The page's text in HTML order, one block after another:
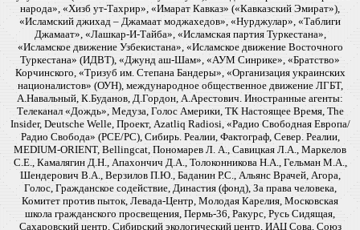
народа», «Хизб ут-Тахрир», «Имарат Кавказ» («Кавказский Эмират»),
«Исламский джихад – Джамаат моджахедов», «Нурджулар», «Таблиги
Джамаат», «Лашкар-И-Тайба», «Исламская партия Туркестана»,
«Исламское движение Узбекистана», «Исламское движение Восточного
Туркестана» (ИДВТ), «Джунд аш-Шам», «АУМ Синрике», «Братство»
Корчинского, «Тризуб им. Степана Бандеры», «Организация украинских
националистов» (ОУН), международное общественное движение ЛГБТ,
А.Навальный, К.Буданов, Д.Гордон, А.Арестович. Иностранные агенты:
Телеканал «Дождь», Медуза, Голос Америки, ТК Настоящее Время, The
Insider, Deutsche Welle, Проект, Azatliq Radiosi, «Радио Свободная Европа/
Радио Свобода» (PCE/PC), Сибирь. Реалии, Фактограф, Север. Реалии,
MEDIUM-ORIENT, Bellingcat, Пономарев Л. А., Савицкая Л.А., Маркелов
С.Е., Камалягин Д.Н., Апахончич Д.А., Толоконникова Н.А., Гельман М.А.,
Шендерович В.А., Верзилов П.Ю., Баданин Р.С., Альянс Врачей, Агора,
Голос, Гражданское содействие, Династия (фонд), За права человека,
Комитет против пыток, Левада-Центр, Молодая Карелия, Московская
школа гражданского просвещения, Пермь-36, Ракурс, Русь Сидящая,
Сахаровский центр, Сибирский экологический центр, ИАЦ Сова, Союз